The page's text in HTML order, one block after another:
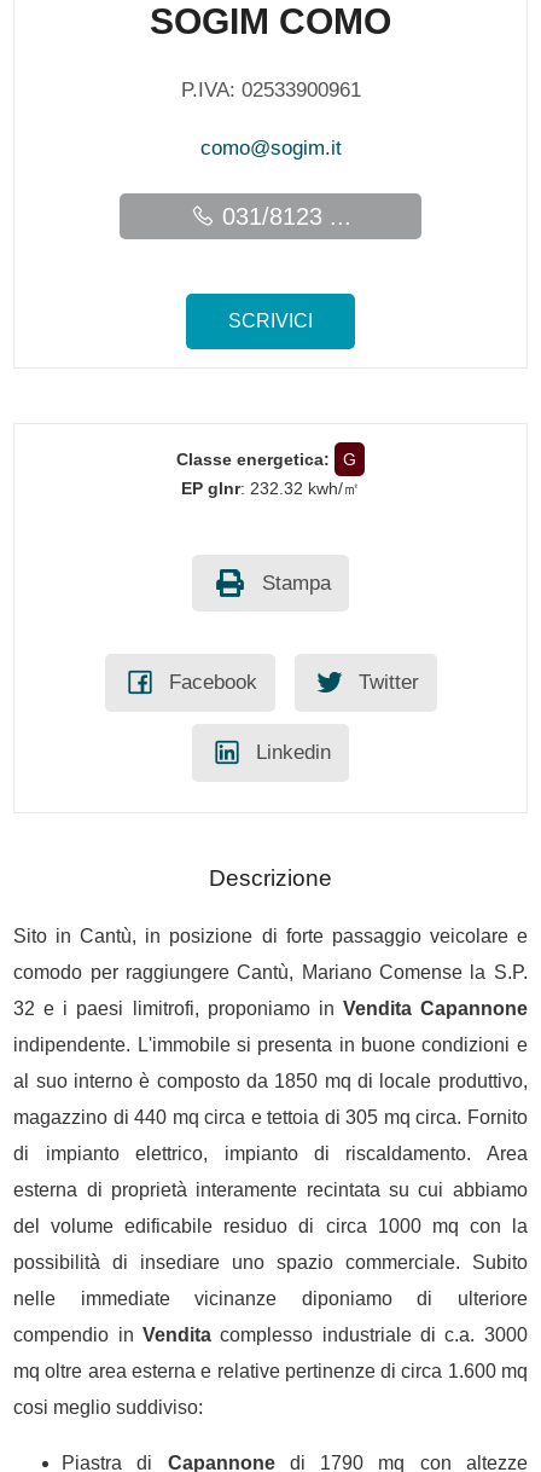
SOGIM COMO
P.IVA: 02533900961
como@sogim.it
031/8123 ...
SCRIVICI
Classe energetica:
G
EP glnr: 232.32 kwh/㎡
Stampa
Facebook Twitter
Linkedin
Descrizione
Sito in Cantù, in posizione di forte passaggio veicolare e
comodo per raggiungere Cantù, Mariano Comense la S.P.
32 e i paesi limitrofi, proponiamo in Vendita Capannone
indipendente. L'immobile si presenta in buone condizioni e
al suo interno è composto da 1850 mq di locale produttivo,
magazzino di 440 mq circa e tettoia di 305 mq circa. Fornito
di impianto elettrico, impianto di riscaldamento. Area
esterna di proprietà interamente recintata su cui abbiamo
del volume edificabile residuo di circa 1000 mq con la
possibilità di insediare uno spazio commerciale. Subito
nelle immediate vicinanze diponiamo di ulteriore
compendio in Venditacomplesso industriale di c.a. 3000
mq oltre area esterna e relative pertinenze di circa 1.600 mq
cosi meglio suddiviso:
Piastra di Capannonedi 1790 mq con altezze